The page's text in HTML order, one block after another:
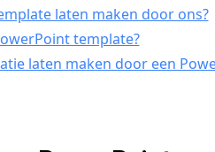
laten maken door ons?
template?
laten maken door een